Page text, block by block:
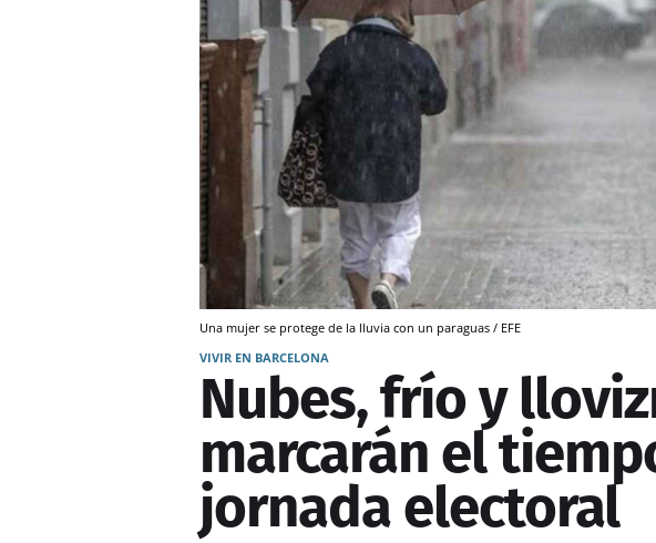
Una mujer se protege de la lluvia con un paraguas / EFE
VIVIR EN BARCELONA
Nubes, frío y
marcarán el
jornada electoral